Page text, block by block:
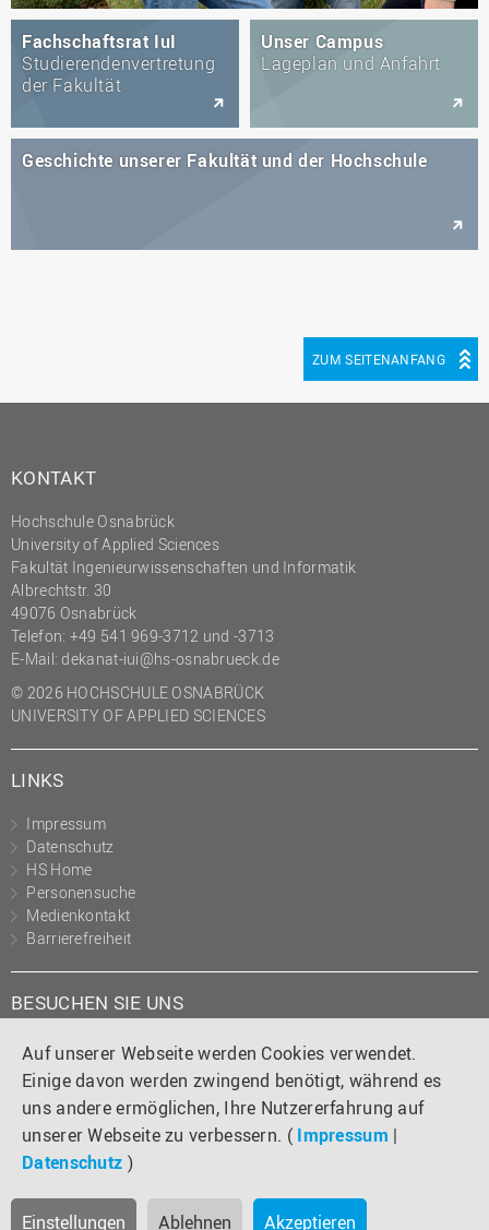
Auf unserer Webseite werden Cookies verwendet.
Einige davon werden zwingend benötigt, während es
uns andere ermöglichen, Ihre Nutzererfahrung auf
unserer Webseite zu verbessern. ( Impressum |
Datenschutz )
Einstellungen Ablehnen Akzeptieren
Fachschaftsrat IuI
Studierendenvertretung
der Fakultät
Unser Campus
Lageplan und Anfahrt
Geschichte unserer Fakultät und der Hochschule
ZUM SEITENANFANG
KONTAKT
Hochschule Osnabrück
University of Applied Sciences
Fakultät Ingenieurwissenschaften und Informatik
Albrechtstr. 30
49076 Osnabrück
Telefon: +49 541 969-3712 und -3713
E-Mail:dekanat-iui@hs-osnabrueck.de
© 2026 HOCHSCHULE OSNABRÜCK
UNIVERSITY OF APPLIED SCIENCES
LINKS
Impressum
Datenschutz
HS Home
Personensuche
Medienkontakt
Barrierefreiheit
BESUCHEN SIE UNS
Instagram
TiktokLinkedIn
YouTube
Facebook